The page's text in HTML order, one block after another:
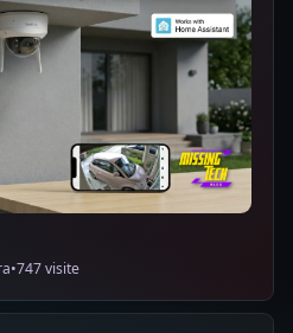
•747 visite